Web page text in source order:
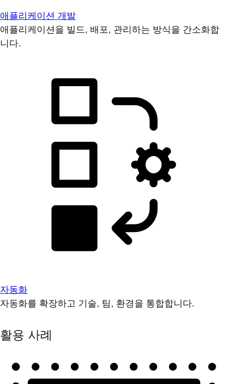
애플리케이션 개발
애플리케이션을 빌드, 배포, 관리하는 방식을 간소화합
니다.
자동화
자동화를 확장하고 기술, 팀, 환경을 통합합니다.
활용 사례